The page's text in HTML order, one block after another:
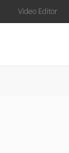
Video Editor